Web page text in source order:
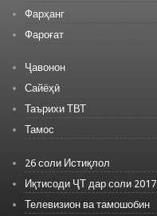
Фарҳанг
Фароғат
Ҷавонон
Сайёҳӣ
Таърихи ТВТ
Тамос
26 соли Истиқлол
Иқтисоди ҶТ дар соли 2017
Телевизион ва тамошобин